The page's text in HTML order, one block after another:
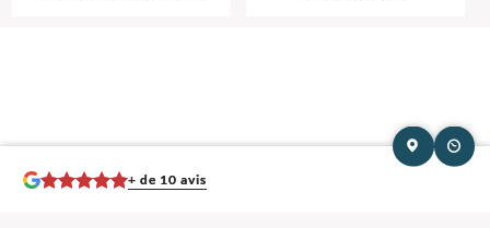
+ de 10 avis